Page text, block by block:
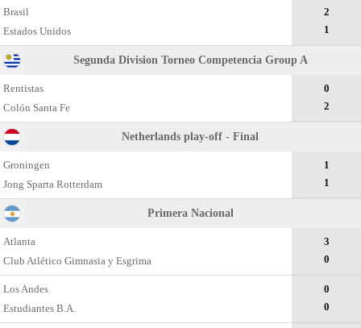
Brasil
Estados Unidos
2
1
Segunda Division Torneo Competencia Group A
Rentistas
Colón Santa Fe
0
2
Netherlands play-off - Final
Groningen
Jong Sparta Rotterdam
1
1
Primera Nacional
Atlanta
Club Atlético Gimnasia y Esgrima
3
0
Los Andes
Estudiantes B.A.
0
0